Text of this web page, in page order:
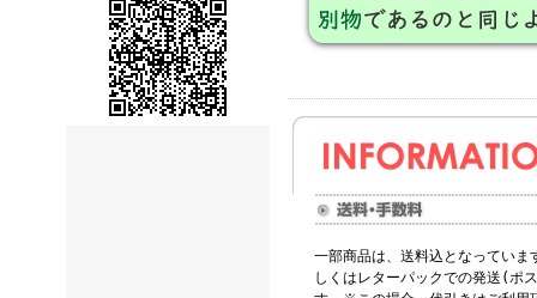
一部商品は、送料込となっていま
しくはレターパックでの発送(ポ